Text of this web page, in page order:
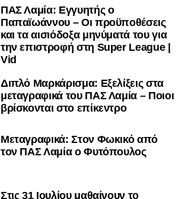
ΠΑΣ Λαμία: Εγγυητής ο
Παπαϊωάννου – Οι προϋποθέσεις
και τα αισιόδοξα μηνύματά του για
την επιστροφή στη Super League |
Vid
Διπλό Μαρκάρισμα: Εξελίξεις στα
μεταγραφικά του ΠΑΣ Λαμία – Ποιοι
βρίσκονται στο επίκεντρο
Μεταγραφικά: Στον Φωκικό από
τον ΠΑΣ Λαμία ο Φυτόπουλος
Στις 31 Ιουλίου μαθαίνουν το